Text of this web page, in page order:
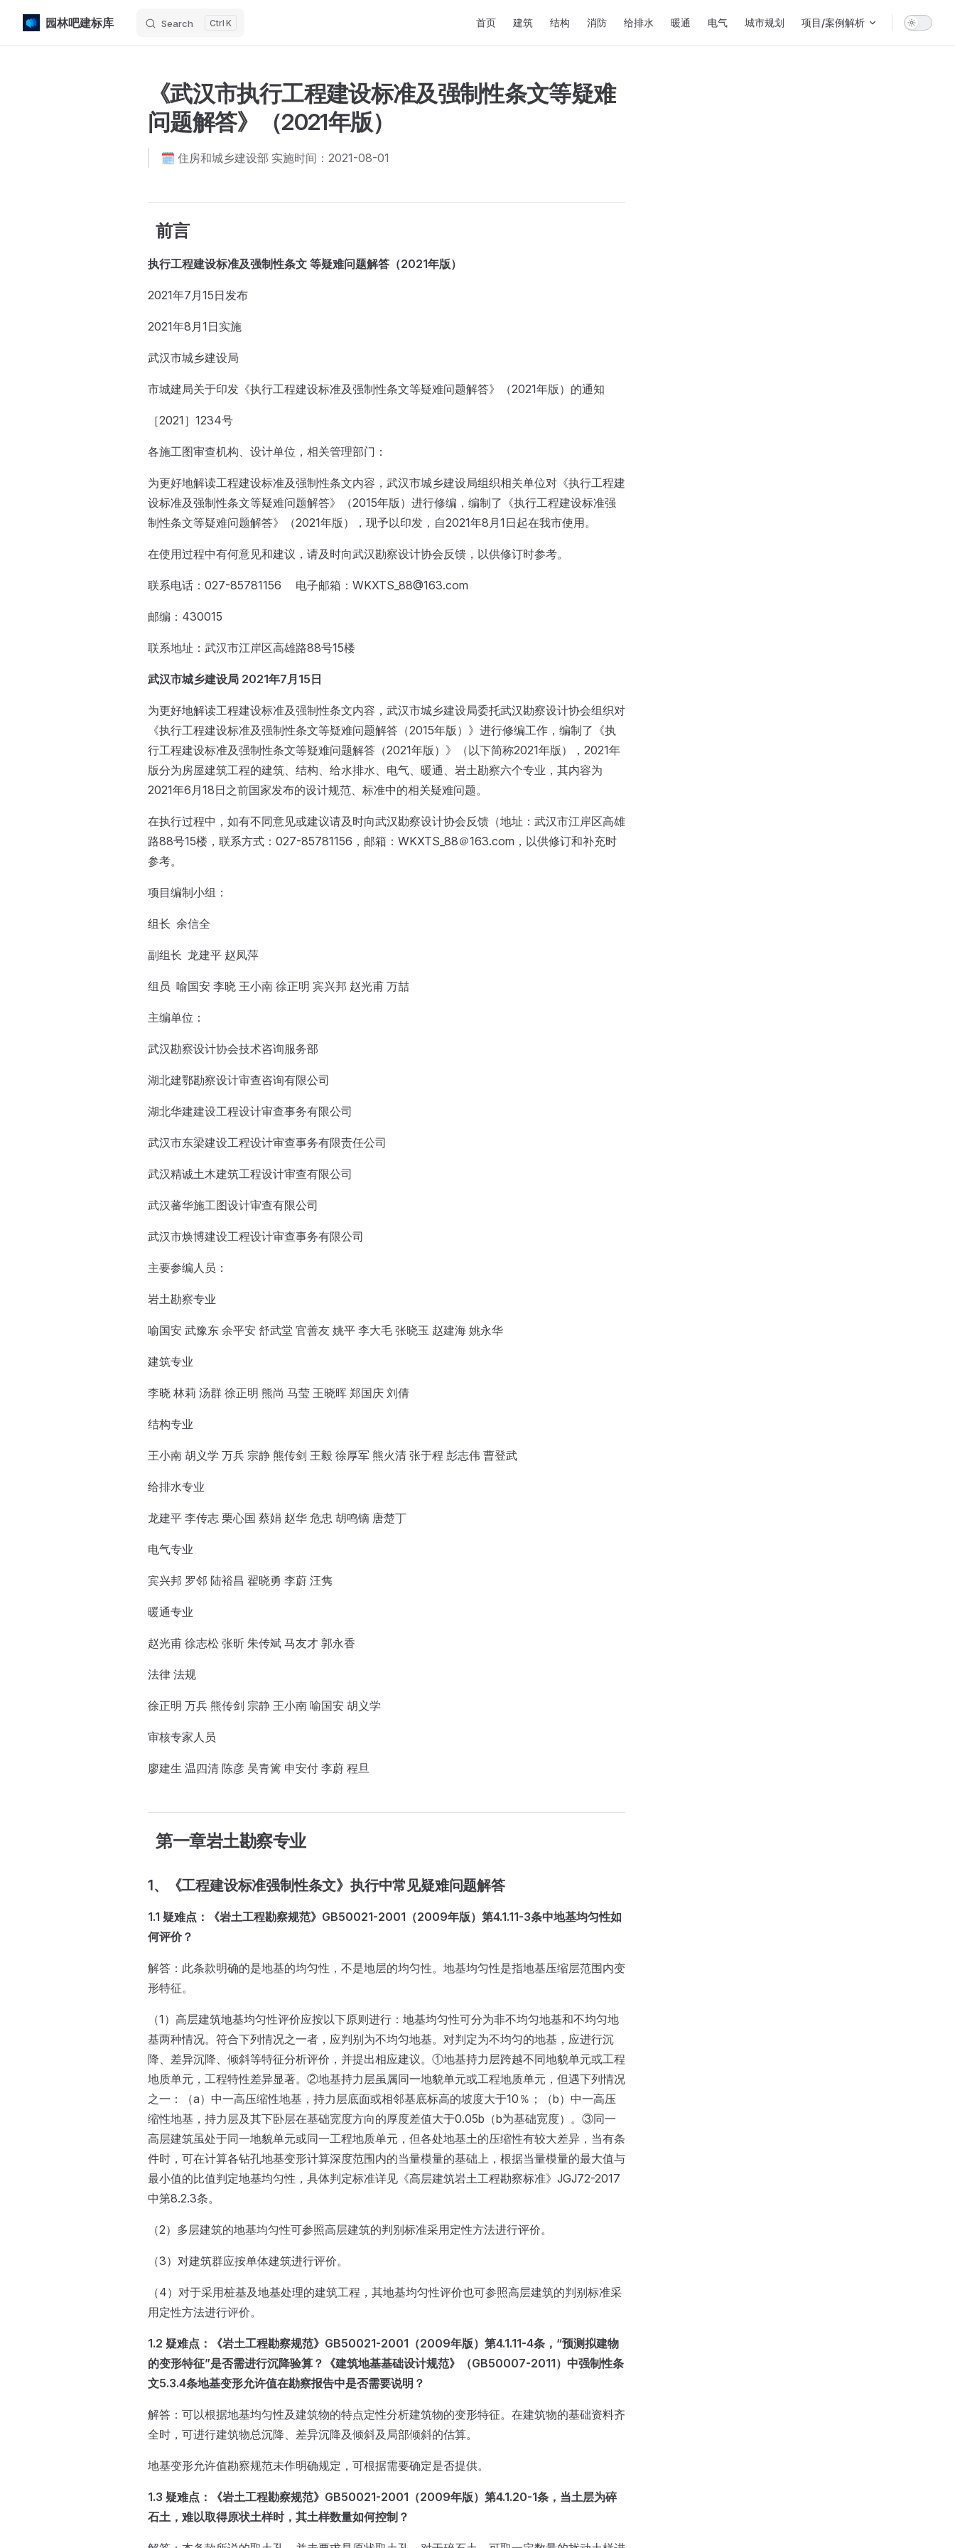
Skip to content
园林吧建标库 Search K 首页 建筑 结构 消防 给排水 暖通 电气 城市规划 项目/案例解析
《武汉市执行工程建设标准及强制性条文等疑难
问题解答》（2021年版）
🗓️ 住房和城乡建设部 实施时间：2021-08-01
前言
执行工程建设标准及强制性条文 等疑难问题解答（2021年版）
2021年7月15日发布
2021年8月1日实施
武汉市城乡建设局
市城建局关于印发《执行工程建设标准及强制性条文等疑难问题解答》（2021年版）的通知
［2021］1234号
各施工图审查机构、设计单位，相关管理部门：
为更好地解读工程建设标准及强制性条文内容，武汉市城乡建设局组织相关单位对《执行工程建
设标准及强制性条文等疑难问题解答》（2015年版）进行修编，编制了《执行工程建设标准强
制性条文等疑难问题解答》（2021年版），现予以印发，自2021年8月1日起在我市使用。
在使用过程中有何意见和建议，请及时向武汉勘察设计协会反馈，以供修订时参考。
联系电话：027-85781156 电子邮箱：WKXTS_88@163.com
邮编：430015
联系地址：武汉市江岸区高雄路88号15楼
武汉市城乡建设局 2021年7月15日
为更好地解读工程建设标准及强制性条文内容，武汉市城乡建设局委托武汉勘察设计协会组织对
《执行工程建设标准及强制性条文等疑难问题解答（2015年版）》进行修编工作，编制了《执
行工程建设标准及强制性条文等疑难问题解答（2021年版）》（以下简称2021年版），2021年
版分为房屋建筑工程的建筑、结构、给水排水、电气、暖通、岩土勘察六个专业，其内容为
2021年6月18日之前国家发布的设计规范、标准中的相关疑难问题。
在执行过程中，如有不同意见或建议请及时向武汉勘察设计协会反馈（地址：武汉市江岸区高雄
路88号15楼，联系方式：027-85781156，邮箱：WKXTS_88＠163.com，以供修订和补充时
参考。
项目编制小组：
组长 余信全
副组长 龙建平 赵凤萍
组员 喻国安 李晓 王小南 徐正明 宾兴邦 赵光甫 万喆
主编单位：
武汉勘察设计协会技术咨询服务部
湖北建鄂勘察设计审查咨询有限公司
湖北华建建设工程设计审查事务有限公司
武汉市东梁建设工程设计审查事务有限责任公司
武汉精诚土木建筑工程设计审查有限公司
武汉蕃华施工图设计审查有限公司
武汉市焕博建设工程设计审查事务有限公司
主要参编人员：
岩土勘察专业
喻国安 武豫东 余平安 舒武堂 官善友 姚平 李大毛 张晓玉 赵建海 姚永华
建筑专业
李晓 林莉 汤群 徐正明 熊尚 马莹 王晓晖 郑国庆 刘倩
结构专业
王小南 胡义学 万兵 宗静 熊传剑 王毅 徐厚军 熊火清 张于程 彭志伟 曹登武
给排水专业
龙建平 李传志 栗心国 蔡娟 赵华 危忠 胡鸣镝 唐楚丁
电气专业
宾兴邦 罗邻 陆裕昌 翟晓勇 李蔚 汪隽
暖通专业
赵光甫 徐志松 张昕 朱传斌 马友才 郭永香
法律 法规
徐正明 万兵 熊传剑 宗静 王小南 喻国安 胡义学
审核专家人员
廖建生 温四清 陈彦 吴青篱 申安付 李蔚 程旦
第一章岩土勘察专业
1、《工程建设标准强制性条文》执行中常见疑难问题解答
1.1 疑难点：《岩土工程勘察规范》GB50021-2001（2009年版）第4.1.11-3条中地基均匀性如
何评价？
解答：此条款明确的是地基的均匀性，不是地层的均匀性。地基均匀性是指地基压缩层范围内变
形特征。
（1）高层建筑地基均匀性评价应按以下原则进行：地基均匀性可分为非不均匀地基和不均匀地
基两种情况。符合下列情况之一者，应判别为不均匀地基。对判定为不均匀的地基，应进行沉
降、差异沉降、倾斜等特征分析评价，并提出相应建议。①地基持力层跨越不同地貌单元或工程
地质单元，工程特性差异显著。②地基持力层虽属同一地貌单元或工程地质单元，但遇下列情况
之一：（a）中一高压缩性地基，持力层底面或相邻基底标高的坡度大于10％；（b）中一高压
缩性地基，持力层及其下卧层在基础宽度方向的厚度差值大于0.05b（b为基础宽度）。③同一
高层建筑虽处于同一地貌单元或同一工程地质单元，但各处地基土的压缩性有较大差异，当有条
件时，可在计算各钻孔地基变形计算深度范围内的当量模量的基础上，根据当量模量的最大值与
最小值的比值判定地基均匀性，具体判定标准详见《高层建筑岩土工程勘察标准》JGJ72-2017
中第8.2.3条。
（2）多层建筑的地基均匀性可参照高层建筑的判别标准采用定性方法进行评价。
（3）对建筑群应按单体建筑进行评价。
（4）对于采用桩基及地基处理的建筑工程，其地基均匀性评价也可参照高层建筑的判别标准采
用定性方法进行评价。
1.2 疑难点：《岩土工程勘察规范》GB50021-2001（2009年版）第4.1.11-4条，“预测拟建物
的变形特征”是否需进行沉降验算？《建筑地基基础设计规范》（GB50007-2011）中强制性条
文5.3.4条地基变形允许值在勘察报告中是否需要说明？
解答：可以根据地基均匀性及建筑物的特点定性分析建筑物的变形特征。在建筑物的基础资料齐
全时，可进行建筑物总沉降、差异沉降及倾斜及局部倾斜的估算。
地基变形允许值勘察规范未作明确规定，可根据需要确定是否提供。
1.3 疑难点：《岩土工程勘察规范》GB50021-2001（2009年版）第4.1.20-1条，当土层为碎
石土，难以取得原状土样时，其土样数量如何控制？